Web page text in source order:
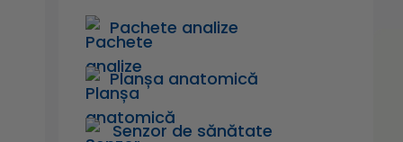
Pachete analize
Planșa anatomică
Senzor de sănătate